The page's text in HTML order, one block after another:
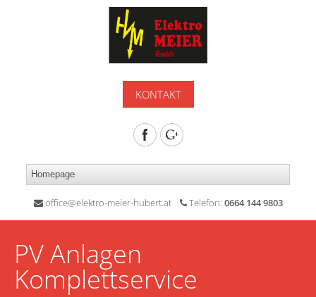
KONTAKT
office@elektro-meier-hubert.at Telefon: 0664 144 9803
PV Anlagen
Komplettservice